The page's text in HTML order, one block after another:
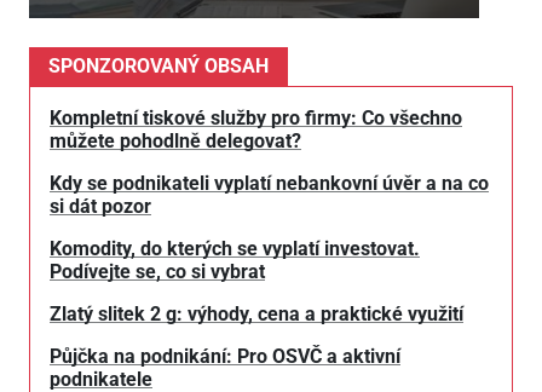
SPONZOROVANÝ OBSAH
Kompletní tiskové služby pro firmy: Co všechno
můžete pohodlně delegovat?
Kdy se podnikateli vyplatí nebankovní úvěr a na co
si dát pozor
Komodity, do kterých se vyplatí investovat.
Podívejte se, co si vybrat
Zlatý slitek 2 g: výhody, cena a praktické využití
Půjčka na podnikání: Pro OSVČ a aktivní
podnikatele